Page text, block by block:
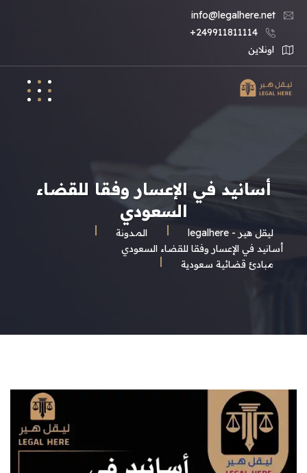
info@legalhere.net
249911811114+
اونلاين
أسانيد في الإعسار وفقا للقضاء
السعودي
ليقل هير - legalhere المـدونة
مبادئ قضائية سعودية
أسانيد في الإعسار وفقا للقضاء السعودي